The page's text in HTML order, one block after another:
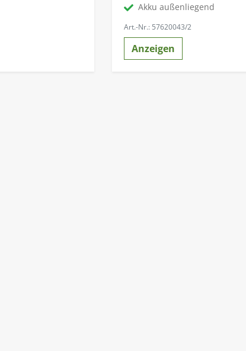
Akku außenliegend
Art.-Nr.: 57620043/2
Anzeigen